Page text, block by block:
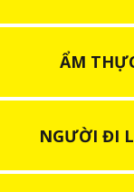
ẨM
NGƯỜI ĐI